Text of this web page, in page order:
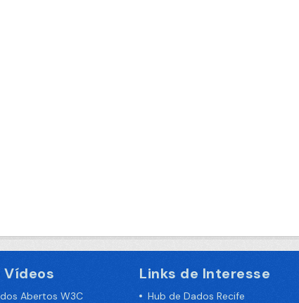
Vídeos
Abertos W3C
Links de Interesse
Hub de Dados Recife